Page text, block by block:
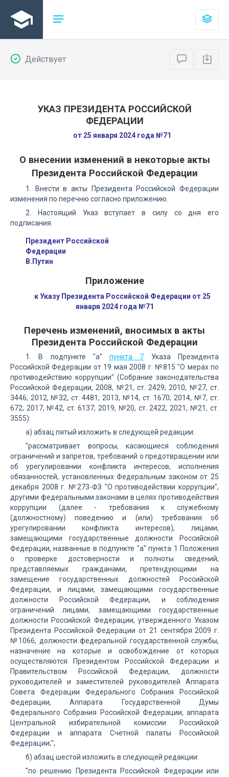
Действует
УКАЗ ПРЕЗИДЕНТА РОССИЙСКОЙ
ФЕДЕРАЦИИ
от 25 января 2024 года №71
О внесении изменений в некоторые акты
Президента Российской Федерации
1. Внести в акты Президента Российской Федерации
изменения по перечню согласно приложению.
2. Настоящий Указ вступает в силу со дня его
подписания.
Президент Российской
Федерации
В.Путин
Приложение
к Указу Президента Российской Федерации от 25
января 2024 года №71
Перечень изменений, вносимых в акты
Президента Российской Федерации
1. В подпункте "а"пункта 7 Указа Президента
Российской Федерации от 19 мая 2008 г. №815 "О мерах по
противодействию коррупции" (Собрание законодательства
Российской Федерации, 2008, №21, ст. 2429; 2010, №27, ст.
3446; 2012, №32, ст. 4481; 2013, №14, ст. 1670; 2014, №7, ст.
672; 2017, №42, ст. 6137; 2019, №20, ст. 2422; 2021, №21, ст.
3555):
а) абзац пятый изложить в следующей редакции:
"рассматривает вопросы, касающиеся соблюдения
ограничений и запретов, требований о предотвращении или
об урегулировании конфликта интересов, исполнения
обязанностей, установленных Федеральным законом от 25
декабря 2008 г. №273-ФЗ "О противодействии коррупции",
другими федеральными законами в целях противодействия
коррупции (далее - требования к служебному
(должностному) поведению и (или) требования об
урегулировании конфликта интересов), лицами,
замещающими государственные должности Российской
Федерации, названные в подпункте "а" пункта 1 Положения
о проверке достоверности и полноты сведений,
представляемых гражданами, претендующими на
замещение государственных должностей Российской
Федерации, и лицами, замещающими государственные
должности Российской Федерации, и соблюдения
ограничений лицами, замещающими государственные
должности Российской Федерации, утвержденного Указом
Президента Российской Федерации от 21 сентября 2009 г.
№1066, должности федеральной государственной службы,
назначение на которые и освобождение от которых
осуществляются Президентом Российской Федерации и
Правительством Российской Федерации, должности
руководителей и заместителей руководителей Аппарата
Совета Федерации Федерального Собрания Российской
Федерации, Аппарата Государственной Думы
Федерального Собрания Российской Федерации, аппарата
Центральной избирательной комиссии Российской
Федерации и аппарата Счетной палаты Российской
Федерации;";
б) абзац шестой изложить в следующей редакции:
"по решению Президента Российской Федерации или